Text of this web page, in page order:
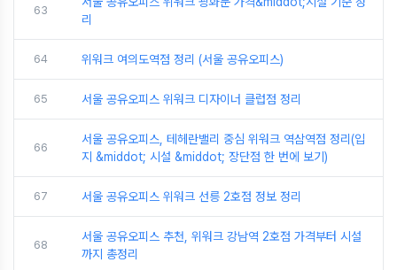
63
리
64 위워크 여의도역점 정리 (서울 공유오피스)
65 서울 공유오피스 위워크 디자이너 클럽점 정리
66
서울 공유오피스, 테헤란밸리 중심 위워크 역삼역점 정리(입
지 &middot; 시설 &middot; 장단점 한 번에 보기)
67 서울 공유오피스 위워크 선릉 2호점 정보 정리
68
서울 공유오피스 추천, 위워크 강남역 2호점 가격부터 시설
까지 총정리